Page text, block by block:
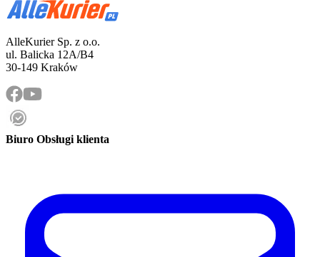
AlleKurier Sp. z o.o.
ul. Balicka 12A/B4
30-149 Kraków
Biuro Obsługi klienta